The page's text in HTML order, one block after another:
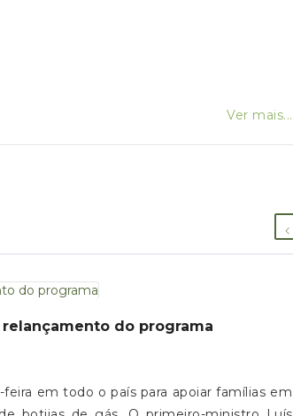
Ver mais...
do programa
em todo o país para apoiar famílias em